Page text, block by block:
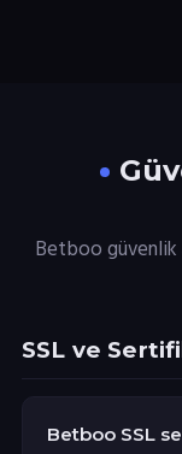
Betboo güvenlik
SSL ve
Betboo SSL